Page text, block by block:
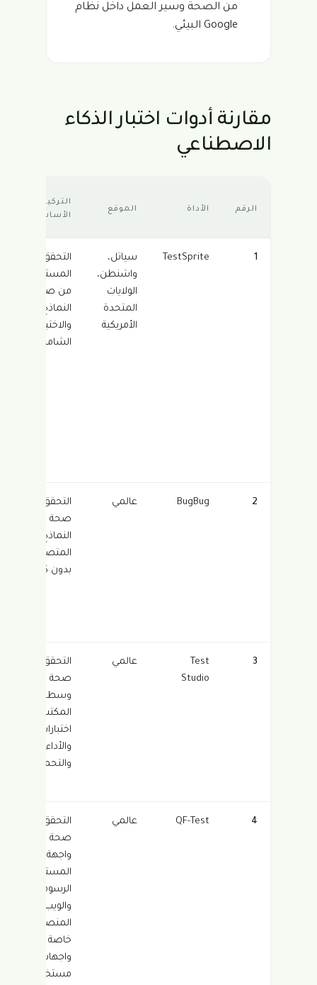
من الصحة وسير العمل داخل نظام
Google البيئي.
مقارنة أدوات اختبار الذكاء
الاصطناعي
الرقم الأداة الموقع
التركيز
الأساسي
1
TestSprite
سياتل،
واشنطن،
الولايات
المتحدة
الأمريكية
التحقق
المستقل
من صحة
النماذج
والاختبار
الشامل
2
BugBug عالمي
التحقق من
صحة
النماذج في
المتصفح
بدون كود
3
Test
Studio
عالمي
التحقق من
صحة الويب
وسطح
المكتب مع
والأداء
والتحميل
4
QF-Test عالمي
التحقق من
صحة
واجهة
المستخدم
الرسومية
والويب عبر
المنصات،
خاصة
واجهات
مستخدم